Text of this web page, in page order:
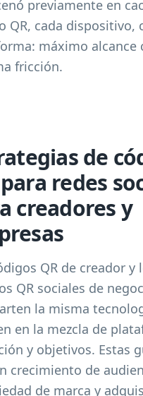
previamente en
QR, cada dispositivo,
máximo alcance
fricción.
de
redes
creadores y
QR de creador y
QR sociales de
la misma
en la mezcla de
y objetivos. Estas
crecimiento de
de marca y